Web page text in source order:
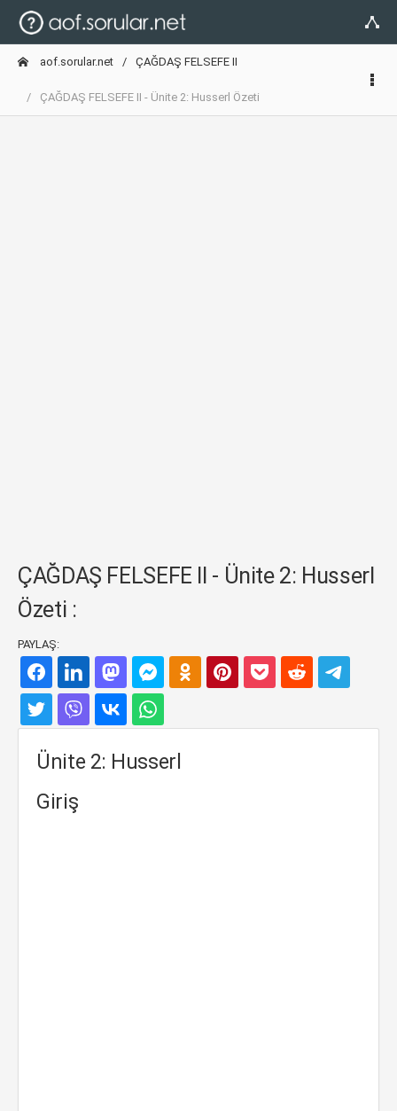
aof.sorular.net ÇAĞDAŞ FELSEFE II
ÇAĞDAŞ FELSEFE II - Ünite 2: Husserl Özeti
ÇAĞDAŞ FELSEFE II - Ünite 2: Husserl
Özeti :
PAYLAŞ:
Ünite 2: Husserl
Giriş